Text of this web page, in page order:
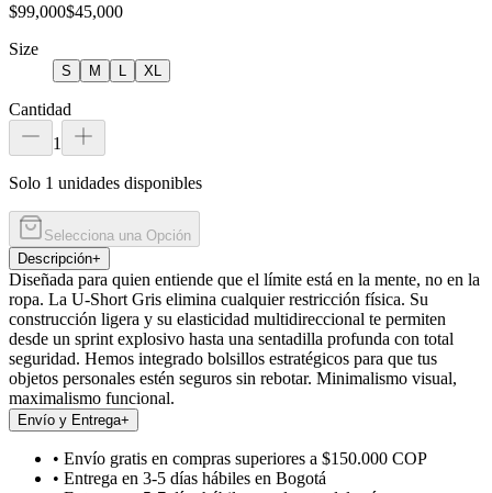
$99,000$45,000
Size
S M XL
Cantidad
1
Solo 1 unidades disponibles
Selecciona una Opción
Descripción+
Diseñada para quien entiende que el límite está en la mente, no en la
ropa. La U-Short Gris elimina cualquier restricción física. Su
construcción ligera y su elasticidad multidireccional te permiten
desde un sprint explosivo hasta una sentadilla profunda con total
seguridad. Hemos integrado bolsillos estratégicos para que tus
objetos personales estén seguros sin rebotar. Minimalismo visual,
maximalismo funcional.
Envío y Entrega+
• Envío gratis en compras superiores a $150.000 COP
• Entrega en 3-5 días hábiles en Bogotá